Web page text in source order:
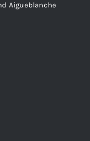
Aigueblanche